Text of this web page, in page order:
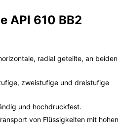
API 610 BB2
radial geteilte, an beiden
zweistufige und dreistufige
und hochdruckfest.
von Flüssigkeiten mit hohen